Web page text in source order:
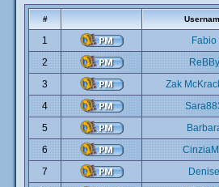
#
1
Fabio
2
ReBBy
3
Zak
4
5
6
7
Denise